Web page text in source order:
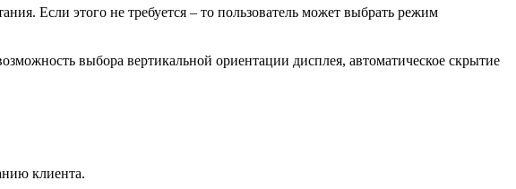
Если этого не требуется – то пользователь может выбрать режим
выбора вертикальной ориентации дисплея, автоматическое скрытие
клиента.